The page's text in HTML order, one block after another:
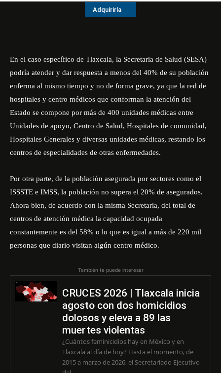
Adquirirla
En el caso específico de Tlaxcala, la Secretaria de Salud (SESA)
podría atender y dar respuesta a menos del 40% de su población
enferma al mismo tiempo y no de forma grave, ya que la red de
hospitales y centro médicos que conforman la atención del
Estado se compone por más de 400 unidades médicas entre
Unidades de apoyo, Centro de Salud, Hospitales de comunidad,
Hospitales Generales y diversas unidades médicas, restando los
centros de especialidades de otras enfermedades.
Por otra parte, de la población asegurada por sectores como el
ISSSTE e IMSS, la población no supera el 20% de asegurados.
Ahora bien, de acuerdo con la misma Secretaria, del total de
centros de atención médica la capacidad ocupada
constantemente es del 58% o lo que es igual a más de 220 mil
personas que diario visitan algún centro médico.
También te puede interesar
CRUCES 2026 | Tlaxcala inicia
agosto con dos homicidios
dolosos y eleva a 89 las
muertes violentas
¿Cuántos feminicidios hay en México y en
Tlaxcala al día de hoy? Hasta el momento, de
2015 a marzo de 2026, el Secretariado Ejecutivo